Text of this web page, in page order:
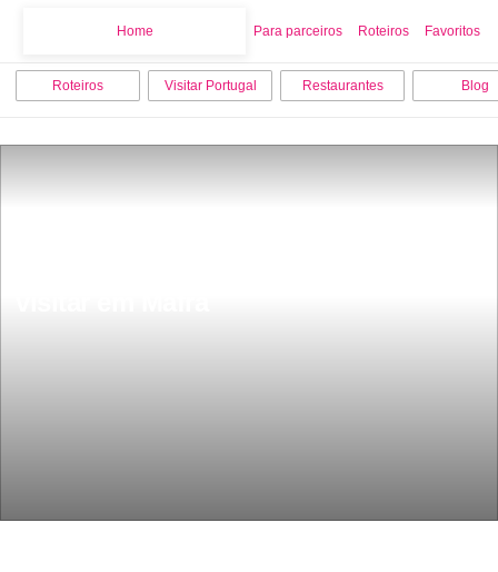
Home Para parceiros Roteiros Favoritos
Roteiros Visitar Portugal Restaurantes Blog